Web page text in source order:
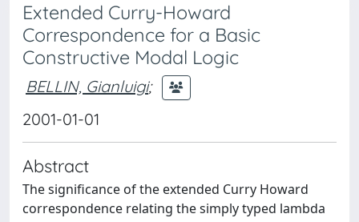
Extended Curry-Howard
Correspondence for a Basic
Constructive Modal Logic
BELLIN, Gianluigi;
2001-01-01
Abstract
The significance of the extended Curry Howard
correspondence relating the simply typed lambda